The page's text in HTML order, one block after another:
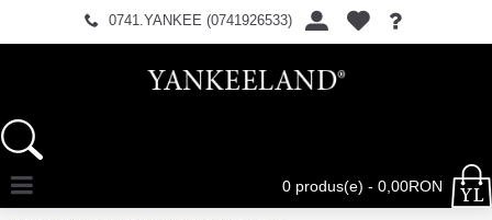
0741.YANKEE (0741926533)
0 produs(e) - 0,00RON